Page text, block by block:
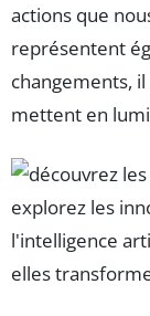
actions que
représentent
changements,
mettent en